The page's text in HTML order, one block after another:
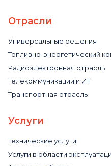
Отрасли
Универсальные решения
Топливно-энергетический
Радиоэлектронная отрасль
Телекоммуникации и ИТ
Транспортная отрасль
Услуги
Технические услуги
Услуги в области